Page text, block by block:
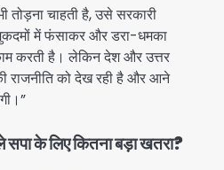
तोड़ना चाहती है, उसे सरकारी
में फंसाकर और डरा-धमका
करती है। लेकिन देश और उत्तर
राजनीति को देख रही है और आने
सपा के लिए कितना बड़ा खतरा?